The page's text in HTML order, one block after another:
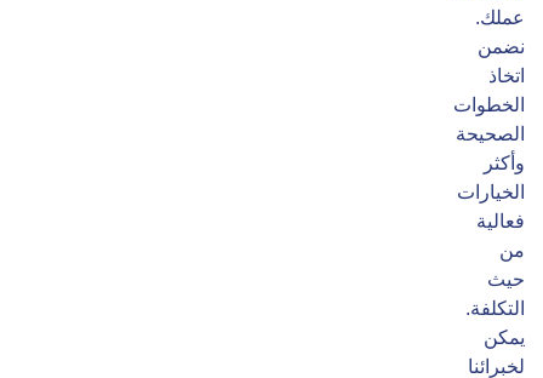
عملك.
نضمن
اتخاذ
الخطوات
الصحيحة
وأكثر
الخيارات
فعالية
من
حيث
التكلفة.
يمكن
لخبرائنا